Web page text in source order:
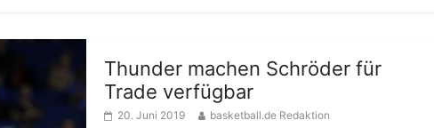
Thunder machen Schröder für
Trade verfügbar
20. Juni 2019 basketball.de Redaktion